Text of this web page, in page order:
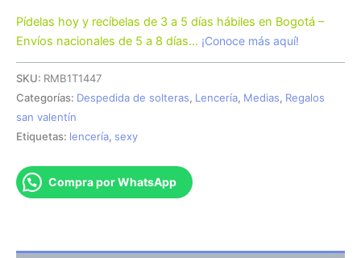
Pídelas hoy y recíbelas de 3 a 5 días hábiles en Bogotá –
Envíos nacionales de 5 a 8 días… ¡Conoce más aquí!
SKU: RMB1T1447
Categorías: Despedida de solteras, Lencería, Medias, Regalos
san valentín
Etiquetas: lencería, sexy
Compra por WhatsApp